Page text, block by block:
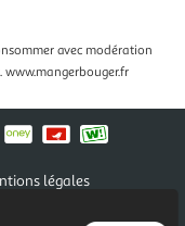
avec modération
www.mangerbouger.fr
légales